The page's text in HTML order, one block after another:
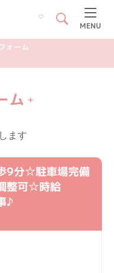
MENU
ォーム
ム +
ます
9分☆駐車場完備
整可☆時給
♪